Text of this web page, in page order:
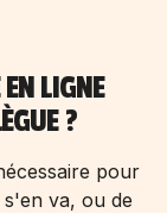
LIGNE
?
pour
s'en va, ou de